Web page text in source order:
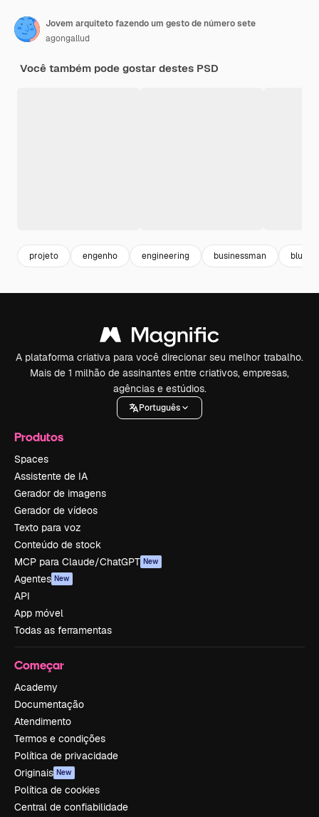
Jovem arquiteto fazendo um gesto de número sete
agongallud
Você também pode gostar destes PSD
projeto engenho engineering businessman
A plataforma criativa para você direcionar seu melhor trabalho.
Mais de 1 milhão de assinantes entre criativos, empresas,
agências e estúdios.
Português
Produtos
Spaces
Assistente de IA
Gerador de imagens
Gerador de vídeos
Texto para voz
Conteúdo de stock
MCP para Claude/ChatGPT New
Agentes New
API
App móvel
Todas as ferramentas
Começar
Academy
Documentação
Atendimento
Termos e condições
Política de privacidade
Originais New
Política de cookies
Central de confiabilidade